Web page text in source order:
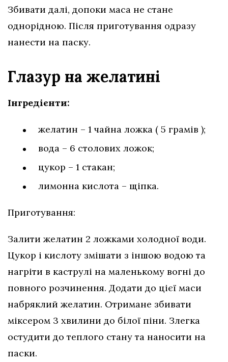
Збивати далі, допоки маса не стане
однорідною. Після приготування одразу
нанести на паску.
Глазур на желатині
Інгредієнти:
желатин – 1 чайна ложка ( 5 грамів );
вода – 6 столових ложок;
цукор – 1 стакан;
лимонна кислота – щіпка.
Приготування:
Залити желатин 2 ложками холодної води.
Цукор і кислоту змішати з іншою водою та
нагріти в каструлі на маленькому вогні до
повного розчинення. Додати до цієї маси
набряклий желатин. Отримане збивати
міксером 3 хвилини до білої піни. Злегка
остудити до теплого стану та наносити на
паски.